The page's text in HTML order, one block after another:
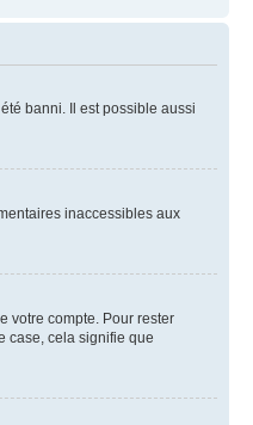
banni. Il est possible aussi
inaccessibles aux
votre compte. Pour rester
case, cela signifie que